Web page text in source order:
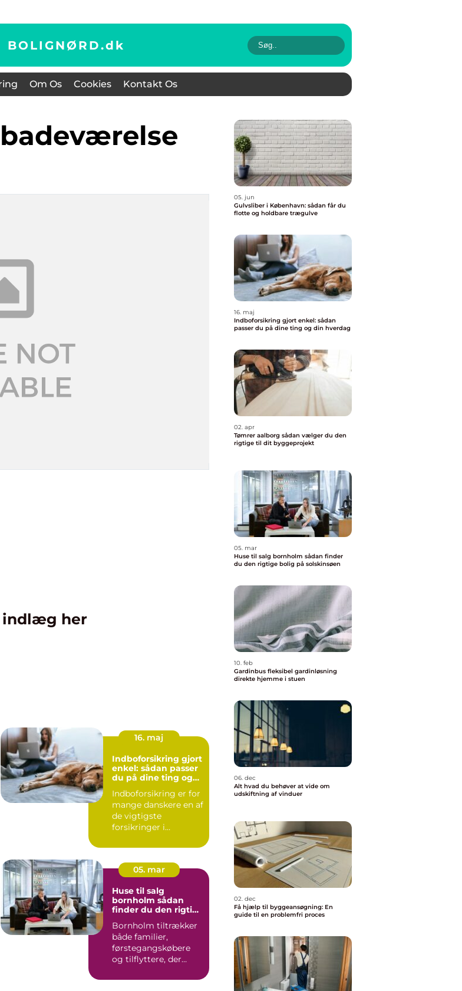
BOLIGNØRD.dk
Om Os Cookies Kontakt Os
indlæg her
16. maj
Indboforsikring gjort
enkel: sådan passer
du på dine ting og
Indboforsikring er for
mange danskere en af
de vigtigste
forsikringer i
beskytt...
05. mar
Huse til salg
bornholm sådan
finder du den rigtige
Bornholm tiltrækker
både familier,
førstegangskøbere
og tilflyttere, der
til hav, ...
05. jun
Gulvsliber i København: sådan får du
flotte og holdbare trægulve
16. maj
Indboforsikring gjort enkel: sådan
passer du på dine ting og din hverdag
02. apr
Tømrer aalborg sådan vælger du den
rigtige til dit byggeprojekt
05. mar
Huse til salg bornholm sådan finder
du den rigtige bolig på solskinsøen
10. feb
Gardinbus fleksibel gardinløsning
direkte hjemme i stuen
06. dec
Alt hvad du behøver at vide om
udskiftning af vinduer
02. dec
Få hjælp til byggeansøgning: En
guide til en problemfri proces